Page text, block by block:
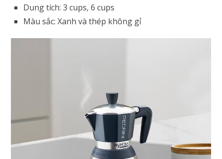
Dung tích: 3 cups, 6 cups
Màu sắc: Xanh và thép không gỉ